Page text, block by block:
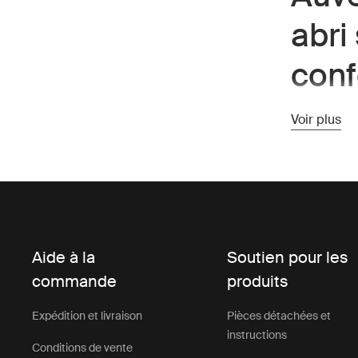
abri
créant un
de votre
Des
fiable sans
Les
ends aux
Voir plus
Aide à la
commande
Expédition et livraison
Conditions de vente
Soutien pour les
produits
Pièces détachées et
instructions